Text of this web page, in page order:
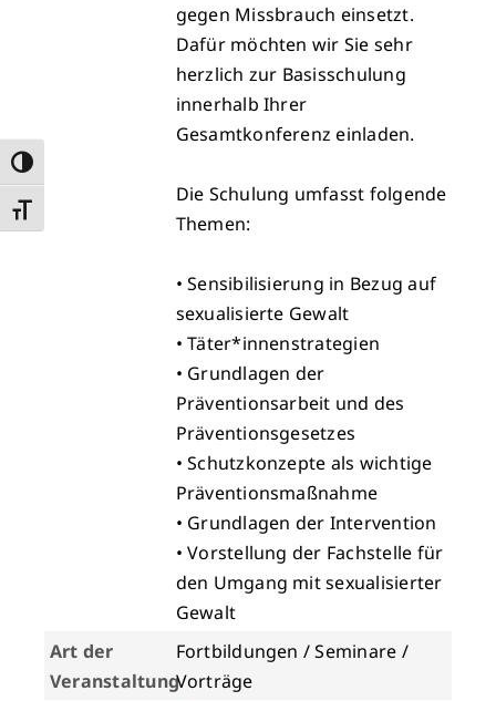
Umschalten auf hohe Kontraste
Schrift vergrößern
gegen Missbrauch einsetzt.
Dafür möchten wir Sie sehr
herzlich zur Basisschulung
innerhalb Ihrer
Gesamtkonferenz einladen.
Die Schulung umfasst folgende
Themen:
• Sensibilisierung in Bezug auf
sexualisierte Gewalt
• Täter*innenstrategien
• Grundlagen der
Präventionsarbeit und des
Präventionsgesetzes
• Schutzkonzepte als wichtige
Präventionsmaßnahme
• Grundlagen der Intervention
• Vorstellung der Fachstelle für
den Umgang mit sexualisierter
Gewalt
Art der
Veranstaltung
Fortbildungen / Seminare /
Vorträge